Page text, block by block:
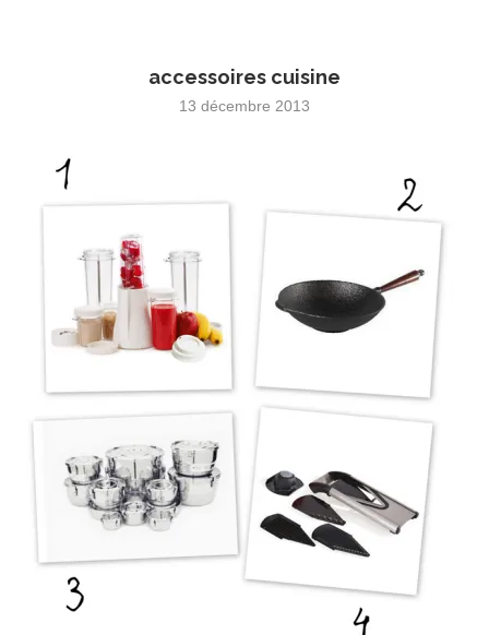
accessoires cuisine
13 décembre 2013